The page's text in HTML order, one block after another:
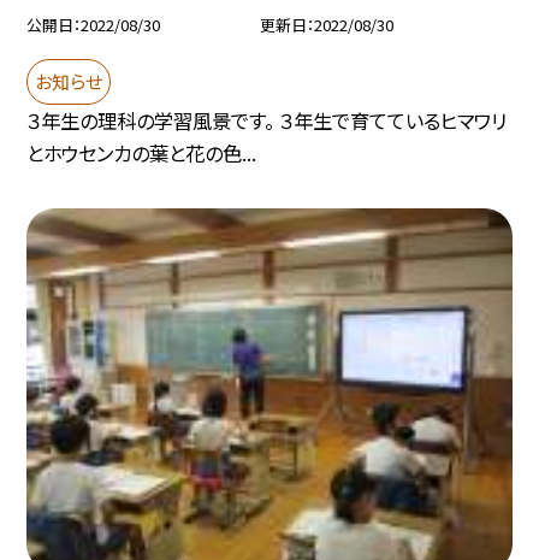
公開日 2022/08/30 更新日 2022/08/30
お知らせ
３年生の理科の学習風景です。 ３年生で育てているヒマワリ
とホウセンカの葉と花の色...